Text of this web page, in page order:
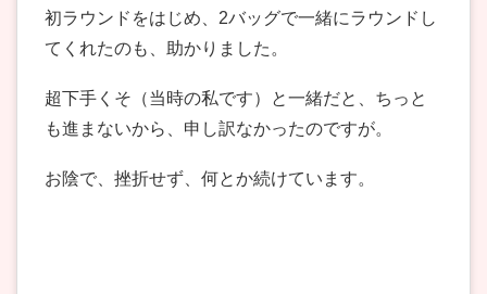
初ラウンドをはじめ、2バッグで一緒にラウンドし
てくれたのも、助かりました。
超下手くそ（当時の私です）と一緒だと、ちっと
も進まないから、申し訳なかったのですが。
お陰で、挫折せず、何とか続けています。